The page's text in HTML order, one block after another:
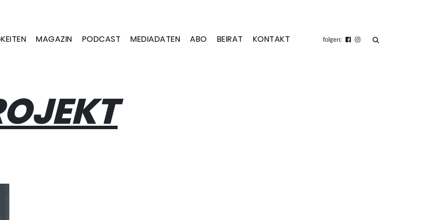
MAGAZIN PODCAST MEDIADATEN ABO BEIRAT KONTAKT folgen: suchen